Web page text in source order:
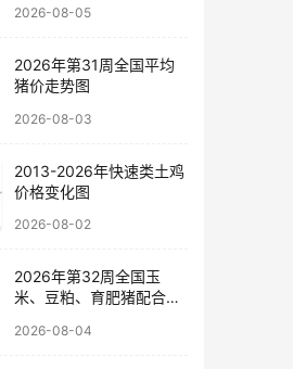
2026-08-05
2026年第31周全国平均
猪价走势图
2026-08-03
2013-2026年快速类土鸡
价格变化图
2026-08-02
2026年第32周全国玉
米、豆粕、育肥猪配合饲
2026-08-04